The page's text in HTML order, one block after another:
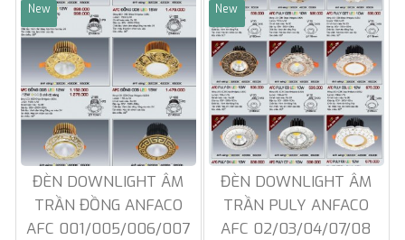
Sale
New
ĐÈN DOWNLIGHT ÂM
TRẦN ĐỒNG ANFACO
AFC 001/005/006/007
Sale
New
ĐÈN DOWNLIGHT ÂM
TRẦN PULY ANFACO
AFC 02/03/04/07/08